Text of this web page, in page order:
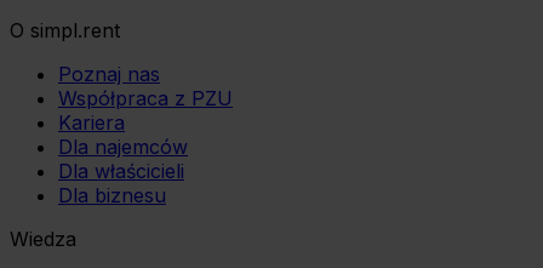
O simpl.rent
Poznaj nas
Współpraca z PZU
Kariera
Dla najemców
Dla właścicieli
Dla biznesu
Wiedza